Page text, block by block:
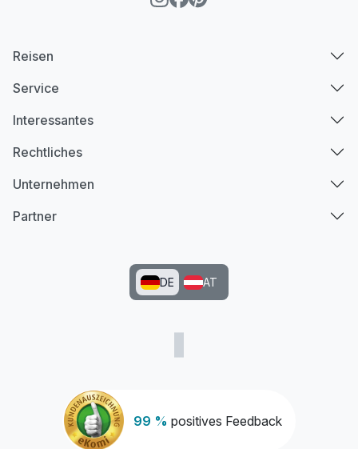
99 % positives Feedback
Reisen
Service
Interessantes
Rechtliches
Unternehmen
Partner
DE AT